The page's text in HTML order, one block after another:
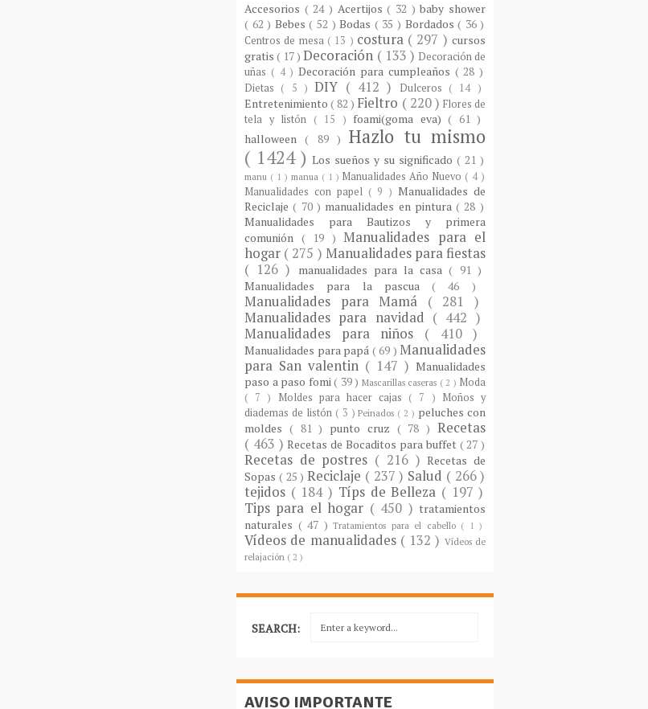
Accesorios ( 24 ) Acertijos( 32 )baby shower
( 62 ) Bebes( 52 )Bodas ( 35 ) Bordados( 36 )
Centros de mesa ( 13 ) costura ( 297 )cursos
gratis( 17 )Decoración ( 133 ) Decoración de
uñas ( 4 )Decoración para cumpleaños ( 28 )
Dietas ( 5 )DIY ( 412 ) Dulceros ( 14 )
Entretenimiento( 82 ) Fieltro ( 220 ) Flores de
tela y listón ( 15 ) foami(goma eva)( 61 )
halloween( 89 )Hazlo tu mismo
( 1424 ) Los sueños y su significado ( 21 )
manu ( 1 ) manua ( 1 ) Manualidades Año Nuevo ( 4 )
Manualidades con papel ( 9 )Manualidades de
Reciclaje( 70 ) manualidades en pintura( 28 )
Manualidades para Bautizos y primera
comunión ( 19 ) Manualidades para el
hogar ( 275 ) Manualidades para fiestas
( 126 )
manualidades para la casa( 91 )
Manualidades para la pascua( 46 )
Manualidades para Mamá ( 281 )
Manualidades para navidad ( 442 )
Manualidades para niños ( 410 )
Manualidades para papá ( 69 ) Manualidades
para San valentin ( 147 ) Manualidades
paso a paso fomi( 39 ) Mascarillas caseras ( 2 ) Moda
( 7 ) Moldes para hacer cajas ( 7 ) Moños y
diademas de listón ( 3 )Peinados ( 2 ) peluches con
moldes ( 81 ) punto cruz ( 78 )Recetas
( 463 )Recetas de Bocaditos para buffet ( 27 )
Recetas de postres ( 216 )Recetas de
Sopas ( 25 ) Reciclaje ( 237 ) Salud ( 266 )
tejidos ( 184 ) Típs de Belleza ( 197 )
Tips para el hogar ( 450 )tratamientos
naturales ( 47 )Tratamientos para el cabello ( 1 )
Vídeos de manualidades ( 132 ) Vídeos de
relajación ( 2 )
SEARCH:
AVISO IMPORTANTE